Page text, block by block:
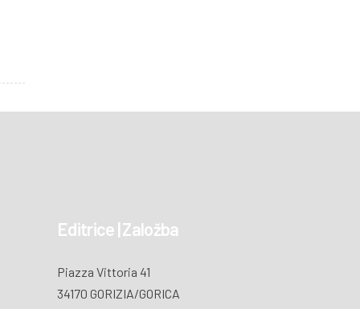
Editrice | Založba
Piazza Vittoria 41
34170 GORIZIA/GORICA